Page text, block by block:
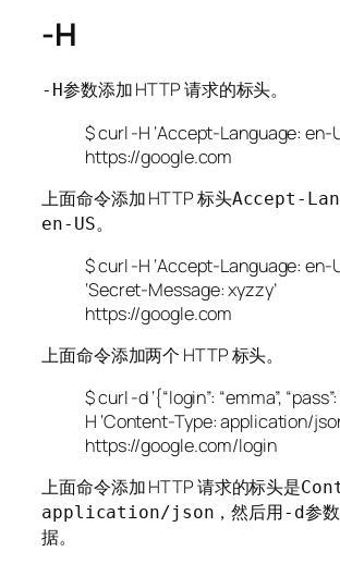
-H
-H参数添加 HTTP 请求的标头。
$ curl -H ‘Accept-Language: en-
https://google.com
上面命令添加 HTTP 标头Accept-
en-US。
$ curl -H ‘Accept-Language: en-
‘Secret-Message: xyzzy’
https://google.com
上面命令添加两个 HTTP 标头。
$ curl -d ‘{“login”: “emma”, “pass”:
H ‘Content-Type: application/
https://google.com/login
上面命令添加 HTTP 请求的标头是
application/json ，然后用-d参
据。